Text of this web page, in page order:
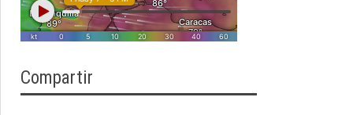
Compartir